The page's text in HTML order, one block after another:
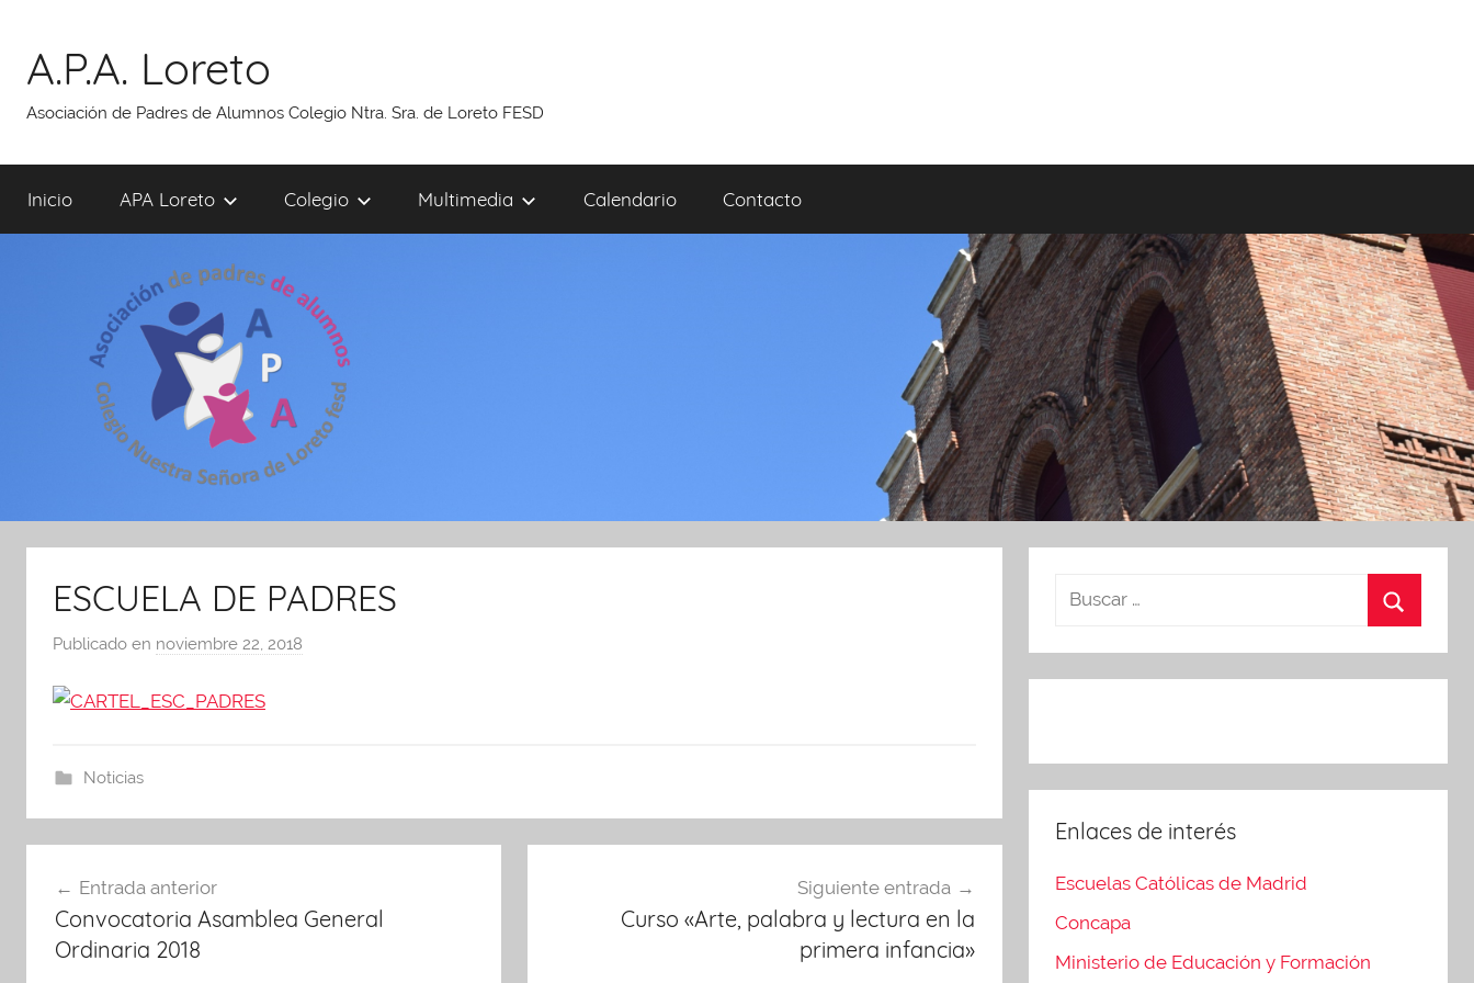
contenido
A.P.A. Loreto
Asociación de Padres de Alumnos Colegio Ntra. Sra. de Loreto FESD
Inicio APA Loreto Colegio Multimedia Calendario Contacto
ESCUELA DE PADRES
Publicado en noviembre 22, 2018
i
n
A
Noticias
de
entradas
Entrada anterior
Convocatoria Asamblea General
Ordinaria 2018
Siguiente entrada
Curso «Arte, palabra y lectura en la
primera infancia»
Enlaces de interés
Escuelas Católicas de Madrid
Concapa
Ministerio de Educación y Formación